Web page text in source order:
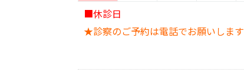
■休診日
★診察のご予約は電話でお願いします